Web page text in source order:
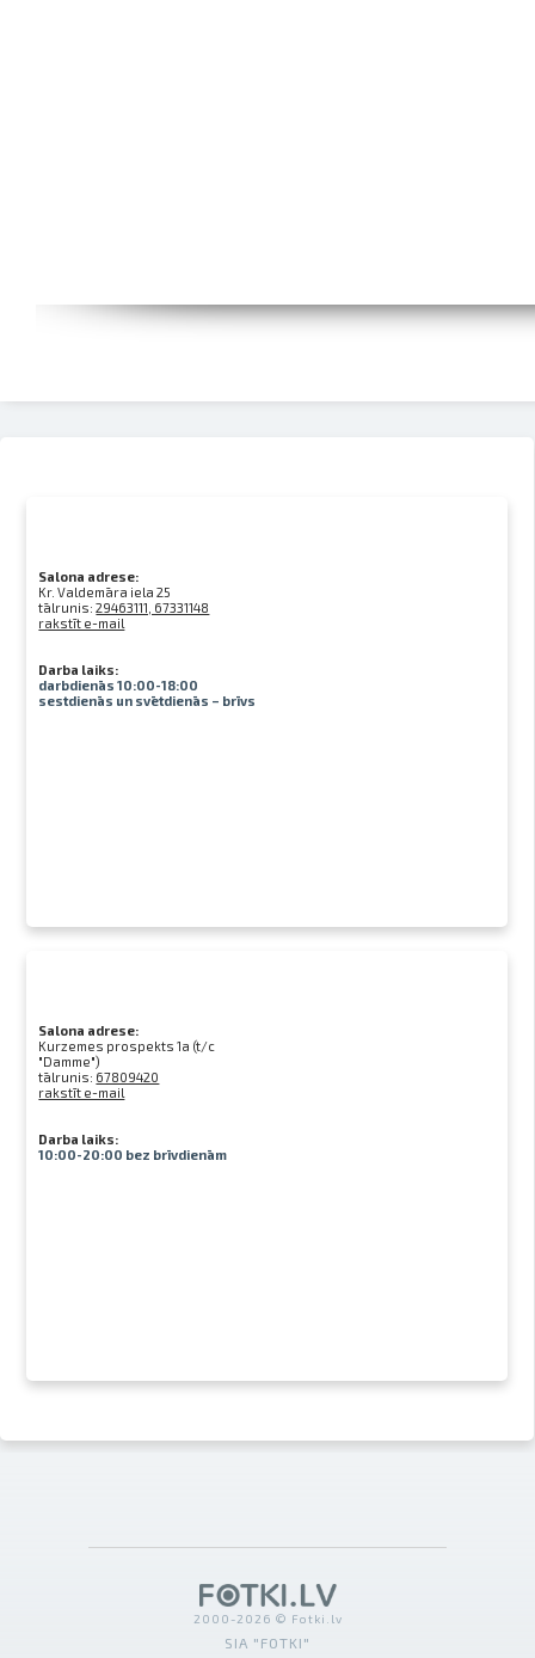
Salona adrese:
Kr. Valdemāra iela 25
tālrunis:29463111, 67331148
rakstīt e-mail
Darba laiks:
darbdienās 10:00-18:00
sestdienās un svētdienās – brīvs
Salona adrese:
Kurzemes prospekts 1a (t/c
"Damme")
tālrunis: 67809420
rakstīt e-mail
Darba laiks:
10:00-20:00 bez brīvdienām
2000-2026 © Fotki.lv
SIA "FOTKI"